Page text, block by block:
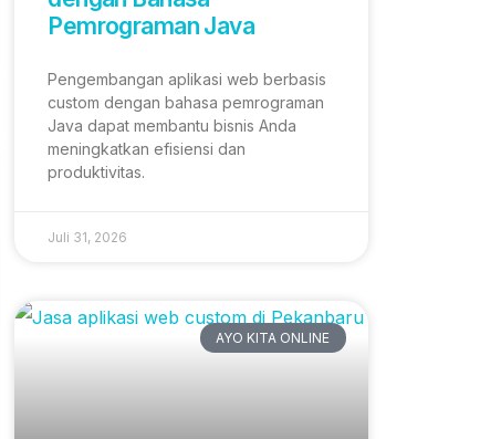
Pemrograman Java
Pengembangan aplikasi web berbasis
custom dengan bahasa pemrograman
Java dapat membantu bisnis Anda
meningkatkan efisiensi dan
produktivitas.
Juli 31, 2026
AYO KITA ONLINE